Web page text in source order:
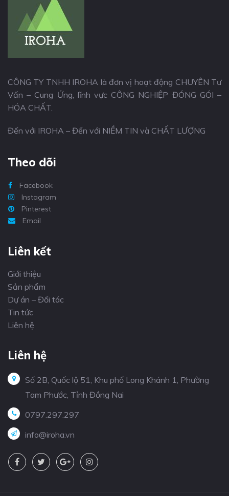
CÔNG TY TNHH IROHA là đơn vị hoạt động CHUYÊN Tư
Vấn – Cung Ứng, lĩnh vực CÔNG NGHIỆP ĐÓNG GÓI –
HÓA CHẤT.
Đến với IROHA – Đến với NIỀM TIN và CHẤT LƯỢNG
Theo dõi
Facebook
Instagram
Pinterest
Email
Liên kết
Giới thiệu
Sản phẩm
Dự án – Đối tác
Tin tức
Liên hệ
Liên hệ
Số 2B, Quốc lộ 51, Khu phố Long Khánh 1, Phường
Tam Phước, Tỉnh Đồng Nai
0797.297.297
info@iroha.vn